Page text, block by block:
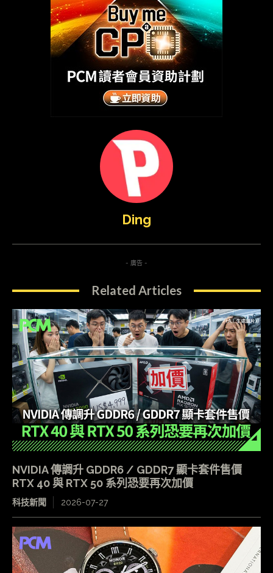
Ding
- 廣告 -
Related Articles
NVIDIA 傳調升 GDDR6 / GDDR7 顯卡套件售價
RTX 40 與 RTX 50 系列恐要再次加價
科技新聞 2026-07-27